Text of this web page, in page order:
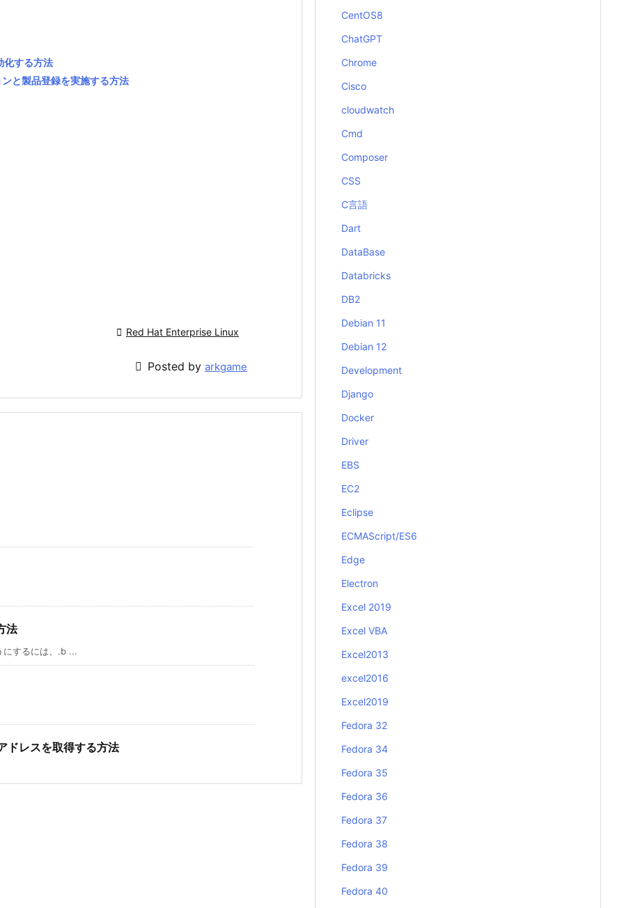
する方法
と製品登録を実施する方法
 Red Hat Enterprise Linux
 Posted by arkgame
法
にするには、.b ...
ドレスを取得する方法
CentOS8
ChatGPT
Chrome
Cisco
cloudwatch
Cmd
Composer
CSS
C言語
Dart
DataBase
Databricks
DB2
Debian 11
Debian 12
Development
Django
Docker
Driver
EBS
EC2
Eclipse
ECMAScript/ES6
Edge
Electron
Excel 2019
Excel VBA
Excel2013
excel2016
Excel2019
Fedora 32
Fedora 34
Fedora 35
Fedora 36
Fedora 37
Fedora 38
Fedora 39
Fedora 40